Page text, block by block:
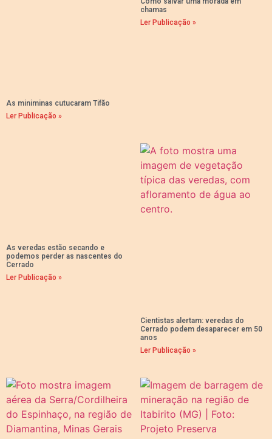
As miniminas cutucaram Tifão
Ler Publicação »
chamas
Ler Publicação »
As veredas estão secando e
podemos perder as nascentes do
Cerrado
Ler Publicação »
Cientistas alertam: veredas do
Cerrado podem desaparecer em 50
anos
Ler Publicação »